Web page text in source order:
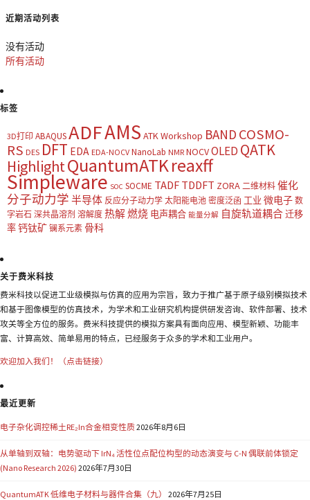
近期活动列表
没有活动
所有活动
标签
3D打印 ABAQUSADFAMS ATK Workshop BAND COSMO-
RS DES DFT EDA EDA-NOCV NanoLab NMR NOCVOLED QATK
HighlightQuantumATKreaxff
Simpleware SOC SOCME TADF TDDFT ZORA 二维材料 催化
分子动力学 半导体 反应分子动力学 太阳能电池 密度泛函 工业 微电子 数
字岩石 深共晶溶剂 溶解度 热解燃烧 电声耦合 能量分解 自旋轨道耦合迁移
率钙钛矿 镧系元素 骨科
关于费米科技
费米科技以促进工业级模拟与仿真的应用为宗旨，致力于推广基于原子级别模拟技术
和基于图像模型的仿真技术，为学术和工业研究机构提供研发咨询、软件部署、技术
攻关等全方位的服务。费米科技提供的模拟方案具有面向应用、模型新颖、功能丰
富、计算高效、简单易用的特点，已经服务于众多的学术和工业用户。
欢迎加入我们！（点击链接）
最近更新
电子杂化调控稀土RE₂In合金相变性质2026年8月6日
从单轴到双轴：电势驱动下 IrN₄ 活性位点配位构型的动态演变与 C-N 偶联前体锁定
(Nano Research 2026) 2026年7月30日
QuantumATK 低维电子材料与器件合集（九） 2026年7月25日